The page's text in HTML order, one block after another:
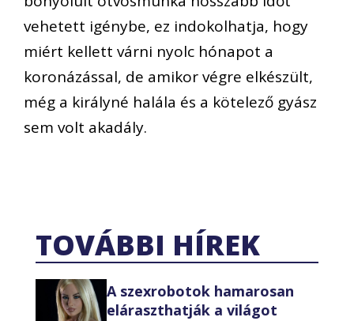
vehetett igénybe, ez indokolhatja, hogy
miért kellett várni nyolc hónapot a
koronázással, de amikor végre elkészült,
még a királyné halála és a kötelező gyász
sem volt akadály.
TOVÁBBI HÍREK
A szexrobotok hamarosan
eláraszthatják a világot